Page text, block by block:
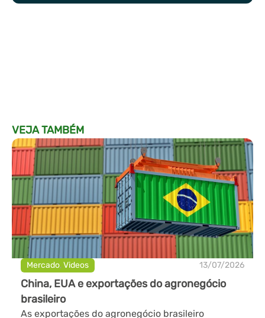
VEJA TAMBÉM
Mercado,Videos 13/07/2026
China, EUA e exportações do agronegócio
brasileiro
As exportações do agronegócio brasileiro